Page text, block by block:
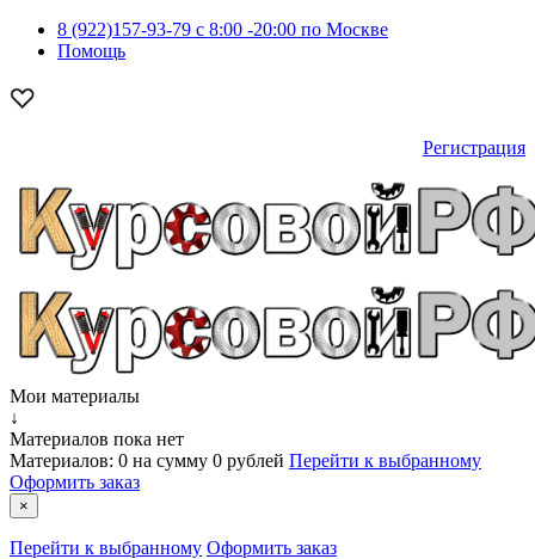
8 (922)157-93-79 c 8:00 -20:00 по Москве
Помощь
Регистрация
Мои материалы
↓
Материалов пока нет
Материалов: 0 на сумму 0 рублей Перейти к выбранному
Оформить заказ
×
Перейти к выбранному Оформить заказ